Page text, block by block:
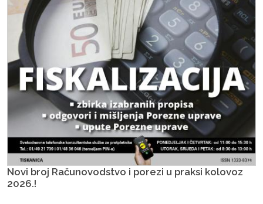
Novi broj Računovodstvo i porezi u praksi kolovoz
2026.!